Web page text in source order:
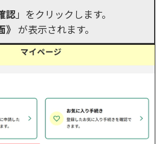
認」をクリックします。
が表示されます。